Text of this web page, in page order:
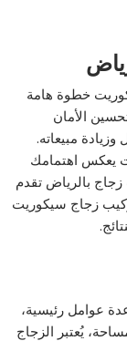
خطوة هامة
الأمان
مبيعاته.
يعكس اهتمامك
بالرياض تقدم
زجاج سيكوريت
عوامل رئيسية،
يُعتبر الزجاج